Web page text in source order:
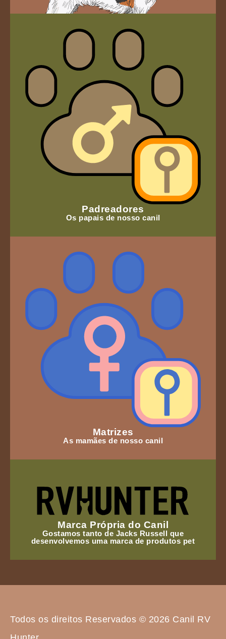
Padreadores
Os papais de nosso canil
Matrizes
As mamães de nosso canil
Marca Própria do Canil
Gostamos tanto de Jacks Russell que
desenvolvemos uma marca de produtos pet
Todos os direitos Reservados © 2026 Canil RV